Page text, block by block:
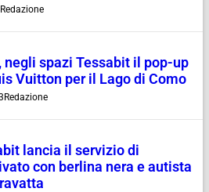
Redazione
negli spazi Tessabit il pop-up
Vuitton per il Lago di Como
Redazione
lancia il servizio di
con berlina nera e autista